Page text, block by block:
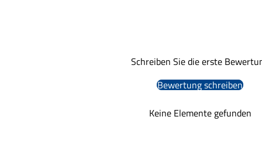
Schreiben Sie die erste
Bewertung schreiben
Keine Elemente gefunden